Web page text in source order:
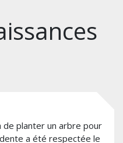
de planter un arbre pour
a été respectée le